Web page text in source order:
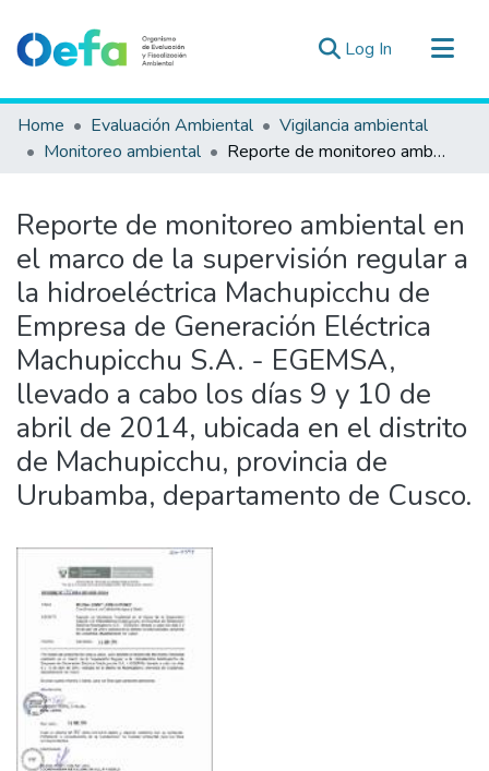
Log In (current)
Communities & Collections
All of DSpace
Estad. Externas
Guias ▾
Home Evaluación Ambiental
Vigilancia ambiental
Monitoreo ambiental
Reporte de monitoreo ambiental en el marco de la supervisión regular a la hidroeléctrica Machupicchu de Empresa de Generación Eléctrica Machupicchu S.A. - EGEMSA, llevado a cabo los días 9 y 10 de abril de 2014, ubicada en el distrito de Machupicchu, provincia de Urubamba, departamento de Cusco.
Reporte de monitoreo ambiental en
el marco de la supervisión regular a
la hidroeléctrica Machupicchu de
Empresa de Generación Eléctrica
Machupicchu S.A. - EGEMSA,
llevado a cabo los días 9 y 10 de
abril de 2014, ubicada en el distrito
de Machupicchu, provincia de
Urubamba, departamento de Cusco.